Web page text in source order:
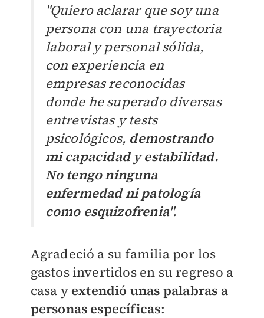
"Quiero aclarar que soy una
persona con una trayectoria
laboral y personal sólida,
con experiencia en
empresas reconocidas
donde he superado diversas
entrevistas y tests
psicológicos, demostrando
mi capacidad y estabilidad.
No tengo ninguna
enfermedad ni patología
como esquizofrenia".
Agradeció a su familia por los
gastos invertidos en su regreso a
casa y extendió unas palabras a
personas específicas: